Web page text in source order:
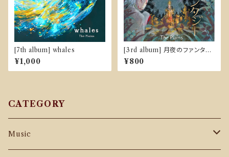
[7th album] whales
¥1,000
[3rd album] 月夜のファンタジ
ー
¥800
CATEGORY
Music